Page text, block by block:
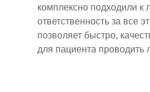
комплексно подходили к
ответственность за все
позволяет быстро,
для пациента проводить